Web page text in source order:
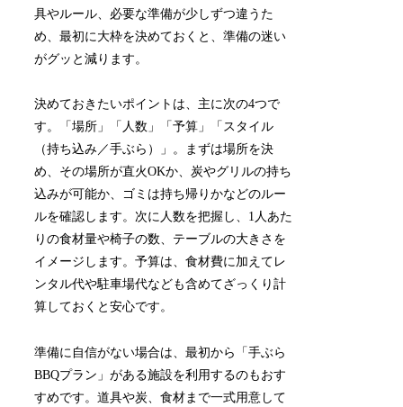
具やルール、必要な準備が少しずつ違うた
め、最初に大枠を決めておくと、準備の迷い
がグッと減ります。
決めておきたいポイントは、主に次の4つで
す。「場所」「人数」「予算」「スタイル
（持ち込み／手ぶら）」。まずは場所を決
め、その場所が直火OKか、炭やグリルの持ち
込みが可能か、ゴミは持ち帰りかなどのルー
ルを確認します。次に人数を把握し、1人あた
りの食材量や椅子の数、テーブルの大きさを
イメージします。予算は、食材費に加えてレ
ンタル代や駐車場代なども含めてざっくり計
算しておくと安心です。
準備に自信がない場合は、最初から「手ぶら
BBQプラン」がある施設を利用するのもおす
すめです。道具や炭、食材まで一式用意して